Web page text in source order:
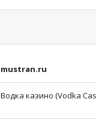
mustran.ru
Водка казино (Vodka